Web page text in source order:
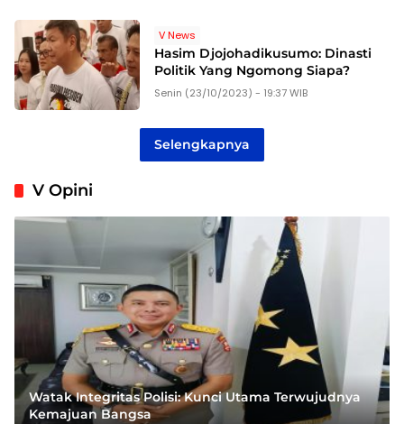
V News
Hasim Djojohadikusumo: Dinasti
Politik Yang Ngomong Siapa?
Senin (23/10/2023) - 19:37 WIB
Selengkapnya
V Opini
Watak Integritas Polisi: Kunci Utama Terwujudnya
Kemajuan Bangsa